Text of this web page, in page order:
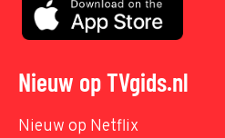
Nieuw op TVgids.nl
Nieuw op Netflix